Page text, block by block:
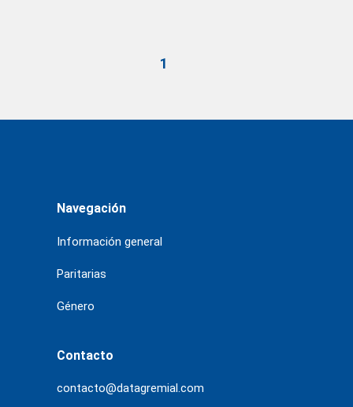
1
Navegación
Información general
Paritarias
Género
Contacto
contacto@datagremial.com